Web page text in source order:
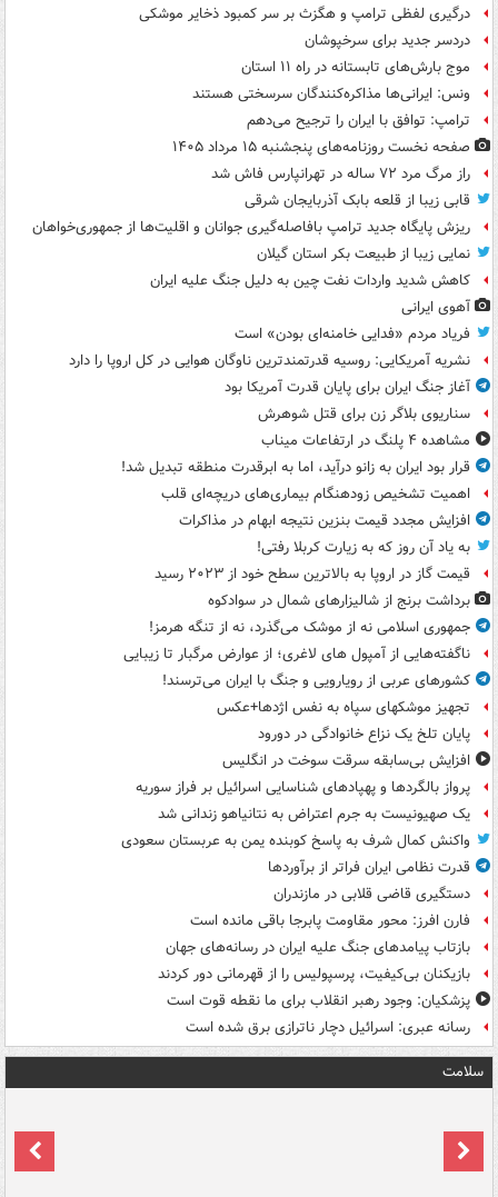
درگیری لفظی ترامپ و هگزث بر سر کمبود ذخایر موشکی
دردسر جدید برای سرخپوشان
موج بارش‌های تابستانه در راه ۱۱ استان
ونس: ایرانی‌ها مذاکره‌کنندگان سرسختی هستند
ترامپ: توافق با ایران را ترجیح می‌دهم
صفحه نخست روزنامه‌های پنجشنبه ۱۵ مرداد ۱۴۰۵
راز مرگ مرد ۷۲ ساله در تهرانپارس فاش شد
قابی زیبا از قلعه بابک آذربایجان شرقی
ریزش پایگاه جدید ترامپ بافاصله‌گیری جوانان و اقلیت‌ها از جمهوری‌خواهان
نمایی زیبا از طبیعت بکر استان گیلان
کاهش شدید واردات نفت چین به دلیل جنگ علیه ایران
آهوی ایرانی
فریاد مردم «فدایی خامنه‌ای بودن» است
نشریه آمریکایی: روسیه قدرتمندترین ناوگان هوایی در کل اروپا را دارد
آغاز جنگ ایران برای پایان قدرت آمریکا بود
سناریوی بلاگر زن برای قتل شوهرش
مشاهده ۴ پلنگ در ارتفاعات میناب
قرار بود ایران به زانو درآید، اما به ابرقدرت منطقه تبدیل شد!
اهمیت تشخیص زودهنگام بیماری‌های دریچه‌ای قلب
افزایش مجدد قیمت بنزین نتیجه ابهام در مذاکرات
به یاد آن روز که به زیارت کربلا رفتی!
قیمت گاز در اروپا به بالاترین سطح خود از ۲۰۲۳ رسید
برداشت برنج از شالیزارهای شمال در سوادکوه
جمهوری اسلامی نه از موشک می‌گذرد، نه از تنگه هرمز!
ناگفته‌هایی از آمپول های لاغری؛ از عوارض مرگبار تا زیبایی
کشورهای عربی از رویارویی و جنگ با ایران می‌ترسند!
تجهیز موشکهای سپاه به نفس اژدها+عکس
پایان تلخ یک نزاع خانوادگی در دورود
افزایش بی‌سابقه سرقت سوخت در انگلیس
پرواز بالگردها و پهپادهای شناسایی اسرائیل بر فراز سوریه
یک صهیونیست به جرم اعتراض به نتانیاهو زندانی شد
واکنش کمال شرف به پاسخ کوبنده یمن به عربستان سعودی
قدرت نظامی ایران فراتر از برآوردها
دستگیری قاضی قلابی در مازندران
فارن افرز: محور مقاومت پابرجا باقی مانده است
بازتاب پیامدهای جنگ علیه ایران در رسانه‌های جهان
بازیکنان بی‌کیفیت، پرسپولیس را از قهرمانی دور کردند
پزشکیان: وجود رهبر انقلاب برای ما نقطه قوت است
رسانه عبری: اسرائیل دچار ناترازی برق شده است
سلامت